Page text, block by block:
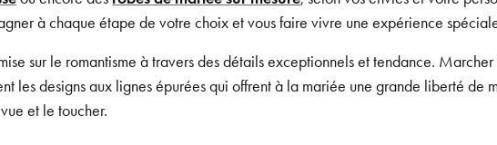
à chaque étape de votre choix et vous faire vivre une expérience
sur le romantisme à travers des détails exceptionnels et tendance.
les designs aux lignes épurées qui offrent à la mariée une grande liberté de
et le toucher.